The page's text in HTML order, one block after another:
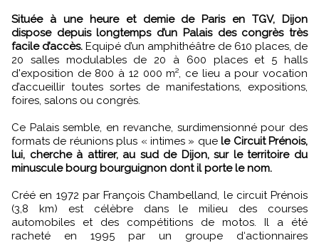
Située à une heure et demie de Paris en TGV, Dijon
dispose depuis longtemps d’un Palais des congrès très
facile d’accès. Equipé d’un amphithéâtre de 610 places, de
20 salles modulables de 20 à 600 places et 5 halls
d'exposition de 800 à 12 000 m², ce lieu a pour vocation
d’accueillir toutes sortes de manifestations, expositions,
foires, salons ou congrès.
Ce Palais semble, en revanche, surdimensionné pour des
formats de réunions plus « intimes » quele Circuit Prénois,
lui, cherche à attirer, au sud de Dijon, sur le territoire du
minuscule bourg bourguignon dont il porte le nom.
Créé en 1972 par François Chambelland, le circuit Prénois
(3,8 km) est célèbre dans le milieu des courses
automobiles et des compétitions de motos. Il a été
racheté en 1995 par un groupe d‘actionnaires